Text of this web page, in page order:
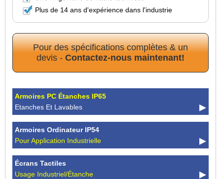
Plus de 14 ans d'expérience dans l'industrie
Pour des spécifications complètes & un
devis - Contactez-nous maintenant!
Armoires PC Étanches IP65
Etanches Et Lavables
Armoires Ordinateur IP54
Pour Application Industrielle
Écrans Tactiles
Usage Industriel/étanche